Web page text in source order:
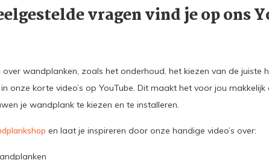
vragen vind je op ons
wandplanken, zoals het onderhoud, het kiezen van de juiste
onze korte video’s op YouTube. Dit maakt het voor jou makkelijk
je wandplank te kiezen en te installeren.
en laat je inspireren door onze handige video’s over: